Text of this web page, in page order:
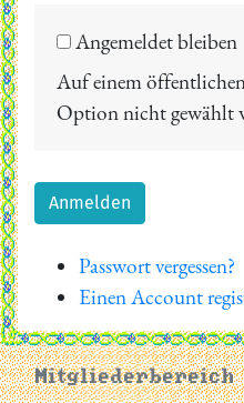
Angemeldet bleiben
Auf einem
Option nicht gewählt
Anmelden
Passwort vergessen?
Einen Account
Mitgliederbereich